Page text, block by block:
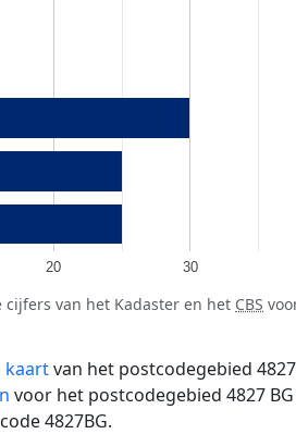
20 30
van het Kadaster en het CBS
kaartvan het postcodegebied
voor het postcodegebied 4827
4827BG.